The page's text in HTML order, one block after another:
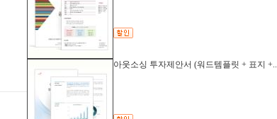
아웃소싱 투자제안서 (워드템플릿 + 표지 +..